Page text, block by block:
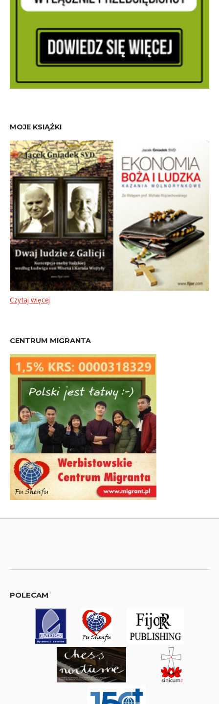
MOJE KSIĄŻKI
Czytaj więcej
CENTRUM MIGRANTA
POLECAM